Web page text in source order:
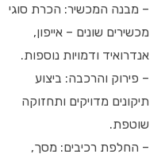
– מבנה המכשיר: הכרת סוגי
מכשירים שונים – אייפון,
אנדרואיד ודמויות נוספות.
– פירוק והרכבה: ביצוע
תיקונים מדויקים ותחזוקה
שוטפת.
– החלפת רכיבים: מסך,